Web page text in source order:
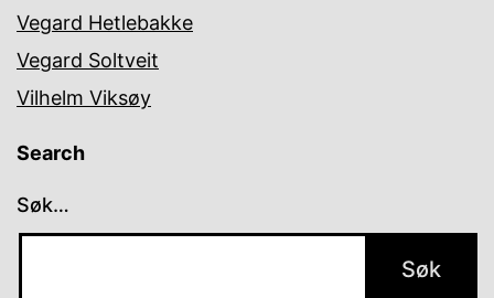
Vegard Hetlebakke
Vegard Soltveit
Vilhelm Viksøy
Search
Søk…